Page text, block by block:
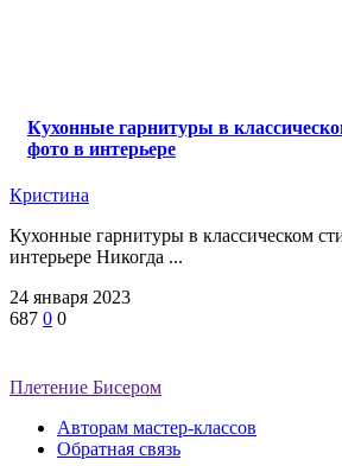
Кухонные гарнитуры в
фото в интерьере
Кристина
Кухонные гарнитуры в классическом
интерьере Никогда ...
24 января 2023
687 0 0
Плетение Бисером
Авторам мастер-классов
Обратная связь